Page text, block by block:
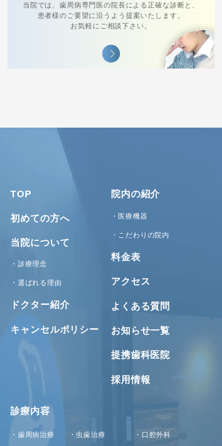
当院では、⻭周病専⾨医の院⻑による正確な診断と、
患者様のご要望に沿うよう提案いたします。
お気軽にご相談下さい。
TOP
初めての方へ
当院について
診療理念
選ばれる理由
ドクター紹介
キャンセルポリシー
院内の紹介
医療機器
こだわりの院内
料金表
アクセス
よくある質問
お知らせ一覧
提携歯科医院
採用情報
診療内容
歯周病治療 虫歯治療 口腔外科